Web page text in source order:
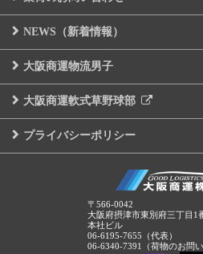
NEWS（新着情報）
大阪商運物流男子
大阪商運軟式草野球部
プライバシーポリシー
〒566-0042
大阪府摂津市東別府三丁目1
本社ビル
06-6195-7655（代表）
06-6340-7391（荷物のお問い